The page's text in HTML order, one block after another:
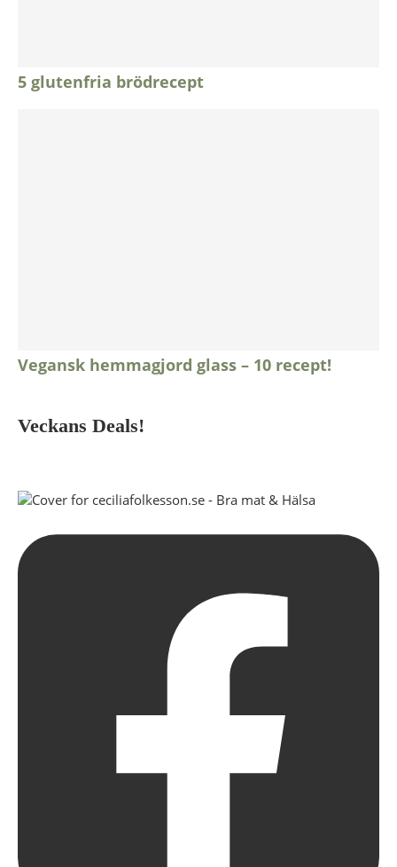
5 glutenfria brödrecept
Vegansk hemmagjord glass – 10 recept!
Veckans Deals!